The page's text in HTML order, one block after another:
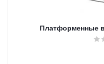
Платформенные